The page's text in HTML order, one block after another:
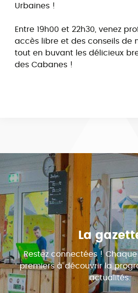
Urbaines !
Entre 19h00 et 22h30, venez
accès libre et des conseils de
tout en buvant les délicieux
des Cabanes !
La
Restez connectées ! Chaque
premiers à découvrir la
actualités.